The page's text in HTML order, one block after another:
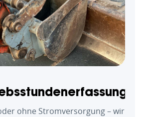
ohne Stromversorgung – wir